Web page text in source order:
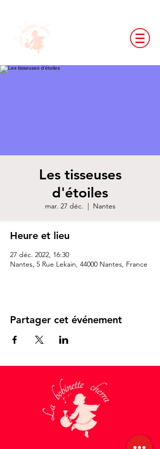
Les tisseuses
d'étoiles
mar. 27 déc.
  |
Nantes
Heure et lieu
27 déc. 2022, 16:30
Nantes, 5 Rue Lekain, 44000 Nantes, France
Partager cet événement